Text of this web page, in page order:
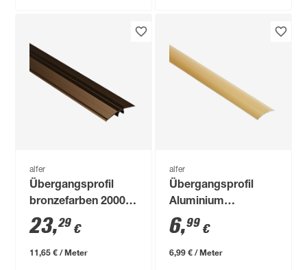
alfer
Übergangsprofil
bronzefarben 2000 x
46 mm
23,29 €
11,65 € / Meter
alfer
Übergangsprofil
Aluminium
messingfarben,
Breite 30 mm
6,99 €
6,99 € / Meter